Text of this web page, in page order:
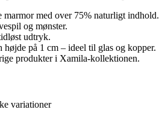
marmor med over 75% naturligt indhold.
og mønster.
udtryk.
højde på 1 cm – ideel til glas og kopper.
produkter i Xamila-kollektionen.
variationer